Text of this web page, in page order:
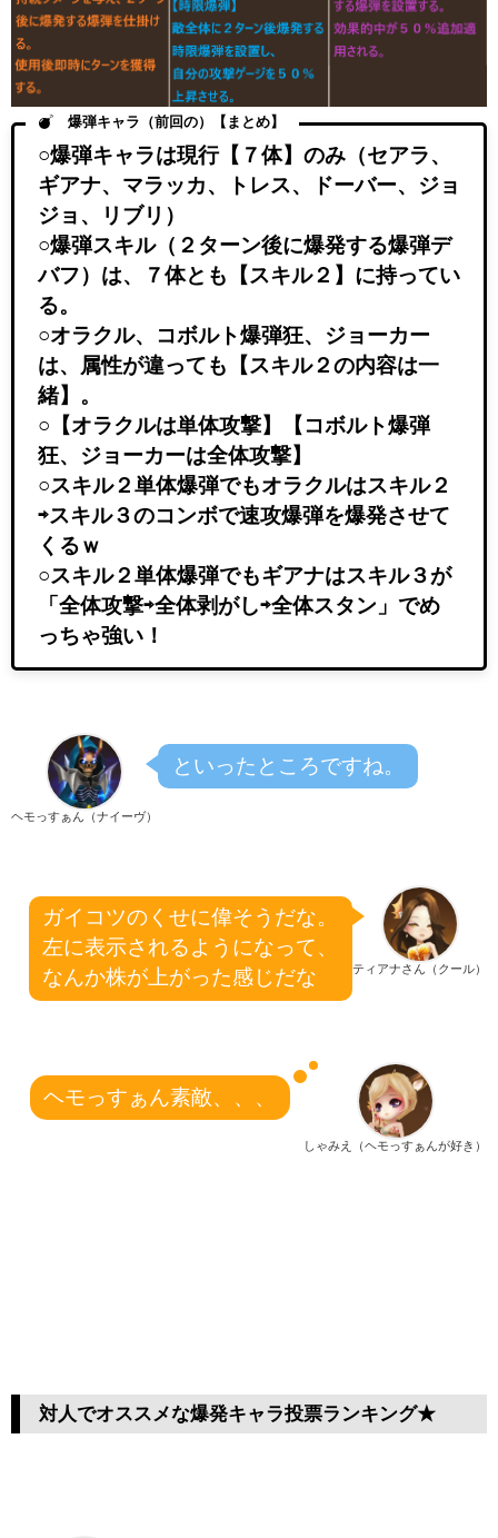
爆弾キャラ（前回の）【まとめ】
○爆弾キャラは現行【７体】のみ（セアラ、
ギアナ、マラッカ、トレス、ドーバー、ジョ
ジョ、リブリ）
○爆弾スキル（２ターン後に爆発する爆弾デ
バフ）は、７体とも【スキル２】に持ってい
る。
○オラクル、コボルト爆弾狂、ジョーカー
は、属性が違っても【スキル２の内容は一
緒】。
○【オラクルは単体攻撃】【コボルト爆弾
狂、ジョーカーは全体攻撃】
○スキル２単体爆弾でもオラクルはスキル２
⇨スキル３のコンボで速攻爆弾を爆発させて
くるｗ
○スキル２単体爆弾でもギアナはスキル３が
「全体攻撃⇨全体剥がし⇨全体スタン」でめ
っちゃ強い！
ヘモっすぁん（ナイーヴ）
といったところですね。
ティアナさん（クール）
ガイコツのくせに偉そうだな。
左に表示されるようになって、
なんか株が上がった感じだな
しゃみえ（ヘモっすぁんが好き）
ヘモっすぁん素敵、、、
対人でオススメな爆発キャラ投票ランキング★